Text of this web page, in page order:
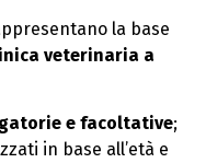
la base
veterinaria a
e facoltative;
in base all’età e